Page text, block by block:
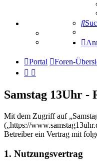
Tipprunde
Comunio
Portal Foren-
Samstag 13Uhr -
Mit dem Zugriff auf
(„https://
Betreiber ein Vertrag mit
1. Nutzungsvertrag